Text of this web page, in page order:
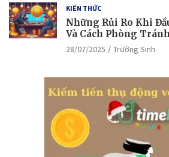
KIẾN THỨC
Những Rủi Ro Khi
Và Cách Phòng
28/07/2025 Trường Sinh